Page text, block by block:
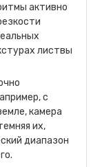
активно
листвы
с
камера
их,
диапазон